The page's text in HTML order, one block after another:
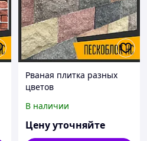
Рваная плитка разных
цветов
В наличии
Цену уточняйте